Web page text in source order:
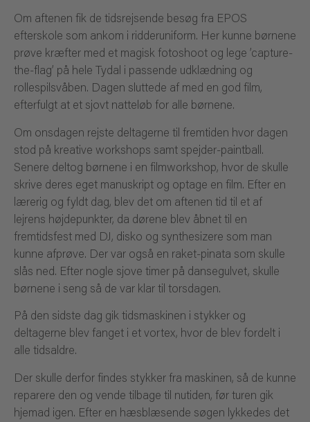
Om aftenen fik de tidsrejsende besøg fra EPOS
efterskole som ankom i ridderuniform. Her kunne børnene
prøve kræfter med et magisk fotoshoot og lege ’capture-
the-flag’ på hele Tydal i passende udklædning og
rollespilsvåben. Dagen sluttede af med en god film,
efterfulgt at et sjovt natteløb for alle børnene.
Om onsdagen rejste deltagerne til fremtiden hvor dagen
stod på kreative workshops samt spejder-paintball.
Senere deltog børnene i en filmworkshop, hvor de skulle
skrive deres eget manuskript og optage en film. Efter en
lærerig og fyldt dag, blev det om aftenen tid til et af
lejrens højdepunkter, da dørene blev åbnet til en
fremtidsfest med DJ, disko og synthesizere som man
kunne afprøve. Der var også en raket-pinata som skulle
slås ned. Efter nogle sjove timer på dansegulvet, skulle
børnene i seng så de var klar til torsdagen.
På den sidste dag gik tidsmaskinen i stykker og
deltagerne blev fanget i et vortex, hvor de blev fordelt i
alle tidsaldre.
Der skulle derfor findes stykker fra maskinen, så de kunne
reparere den og vende tilbage til nutiden, før turen gik
hjemad igen. Efter en hæsblæsende søgen lykkedes det